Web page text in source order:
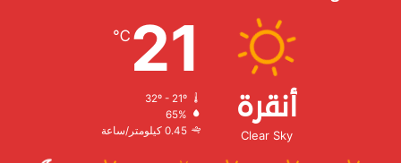
أنقرة
Clear Sky
21
℃
32º - 21º
الرطوبة:
الرياح:0.45 كيلومتر/ساعة